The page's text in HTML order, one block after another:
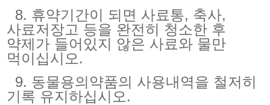
8. 휴약기간이 되면 사료통, 축사,
사료저장고 등을 완전히 청소한 후
약제가 들어있지 않은 사료와 물만
먹이십시오.
9. 동물용의약품의 사용내역을 철저히
기록 유지하십시오.